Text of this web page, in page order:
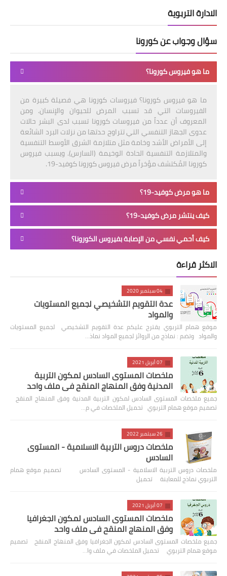
الادارة التربوية
سؤال وجواب عن كورونا
ما هو فيروس كورونا؟
ما هو فيروس كورونا؟ فيروسات كورونا هي فصيلة كبيرة من
الفيروسات التي قد تسبب المرض للحيوان والإنسان. ومن
المعروف أن عدداً من فيروسات كورونا تسبب لدى البشر حالات
عدوى الجهاز التنفسي التي تتراوح حدتها من نزلات البرد الشائعة
إلى الأمراض الأشد وخامة مثل متلازمة الشرق الأوسط التنفسية
والمتلازمة التنفسية الحادة الوخيمة (السارس). ويسبب فيروس
كورونا المُكتشف مؤخراً مرض فيروس كورونا كوفيد-19.
ما هو مرض كوفيد-19؟
كيف ينتشر مرض كوفيد-19؟
كيف أحمي نفسي من الإصابة بفيروس الكورونا؟
الاكثر قراءة
04 سبتمبر 2020
عدة التقويم التشخيصي لجميع المستويات
والمواد
موقع همام التربوي يقترح عليكم عدة التقويم التشخيصي لجميع المستويات
والمواد وتضم : نماذج من الروائز لجميع المواد نماذ…
07 أبريل 2021
ملخصات المستوى السادس لمكون التربية
المدنية وفق المنهاج المنقح في ملف واحد
جميع ملخصات المستوى السادس لمكون التربية المدنية وفق المنهاج المنقح
تصميم موقع همام التربوي تحميل الملخصات في م…
26 سبتمبر 2022
ملخصات دروس التربية الاسلامية - المستوى
السادس
ملخصات دروس التربية الاسلامية - المستوى السادس تصميم موقع همام
التربوي نماذج للمعاينة تحميل
07 أبريل 2021
ملخصات المستوى السادس لمكون الجغرافيا
وفق المنهاج المنقح في ملف واحد
جميع ملخصات المستوى السادس لمكون الجغرافيا وفق المنهاج المنقح تصميم
موقع همام التربوي تحميل الملخصات في ملف وا…